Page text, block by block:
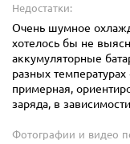
Недостатки:
Очень шумное
хотелось бы не
аккумуляторные
разных
примерная,
заряда, в
Фотографии и видео